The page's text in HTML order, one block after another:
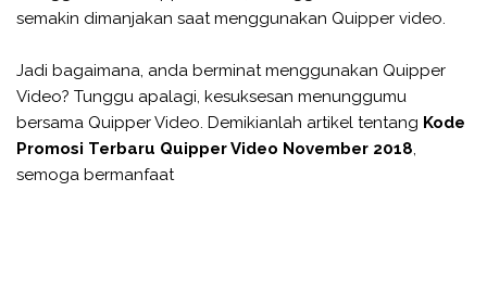
semakin dimanjakan saat menggunakan Quipper video.
Jadi bagaimana, anda berminat menggunakan Quipper
Video? Tunggu apalagi, kesuksesan menunggumu
bersama Quipper Video. Demikianlah artikel tentang Kode
Promosi Terbaru Quipper Video November 2018,
semoga bermanfaat